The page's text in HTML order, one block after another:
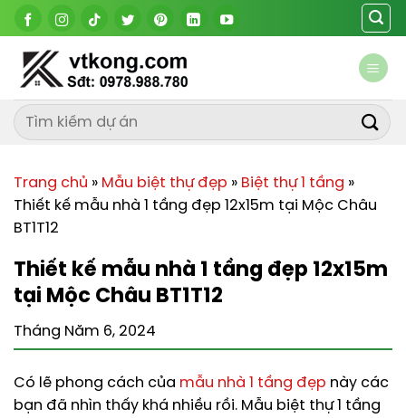
Chuyển
đến
dung
Trang chủ » Mẫu biệt thự đẹp » Biệt thự 1 tầng »
Thiết kế mẫu nhà 1 tầng đẹp 12x15m tại Mộc Châu
BT1T12
Thiết kế mẫu nhà 1 tầng đẹp 12x15m
tại Mộc Châu BT1T12
Tháng Năm 6, 2024
Có lẽ phong cách của mẫu nhà 1 tầng đẹp này các
bạn đã nhìn thấy khá nhiều rồi. Mẫu biệt thự 1 tầng